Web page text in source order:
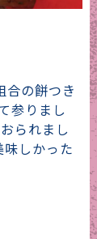
合の餅つき
参りまし
られまし
しかった